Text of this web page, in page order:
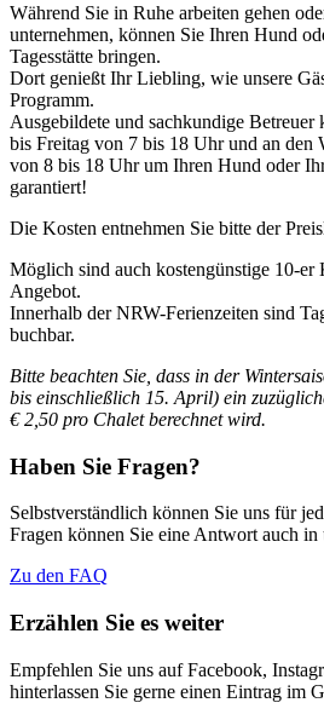
Während Sie in Ruhe arbeiten gehen
unternehmen, können Sie Ihren Hund
Tagesstätte bringen.
Dort genießt Ihr Liebling, wie unsere
Programm.
Ausgebildete und sachkundige
bis Freitag von 7 bis 18 Uhr und an den
von 8 bis 18 Uhr um Ihren Hund oder
garantiert!
Die Kosten entnehmen Sie bitte der
Möglich sind auch kostengünstige 10-er
Angebot.
Innerhalb der NRW-Ferienzeiten sind
buchbar.
Bitte beachten Sie, dass in der
bis einschließlich 15. April) ein
€ 2,50 pro Chalet berechnet wird.
Haben Sie Fragen?
Selbstverständlich können Sie uns für
Fragen können Sie eine Antwort auch
Zu den FAQ
Erzählen Sie es weiter
Empfehlen Sie uns auf Facebook,
hinterlassen Sie gerne einen Eintrag im